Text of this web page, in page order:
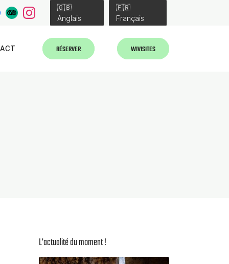
🇬🇧
Anglais
🇫🇷
Français
RÉSERVER WIVISITES
L'actualité du moment !